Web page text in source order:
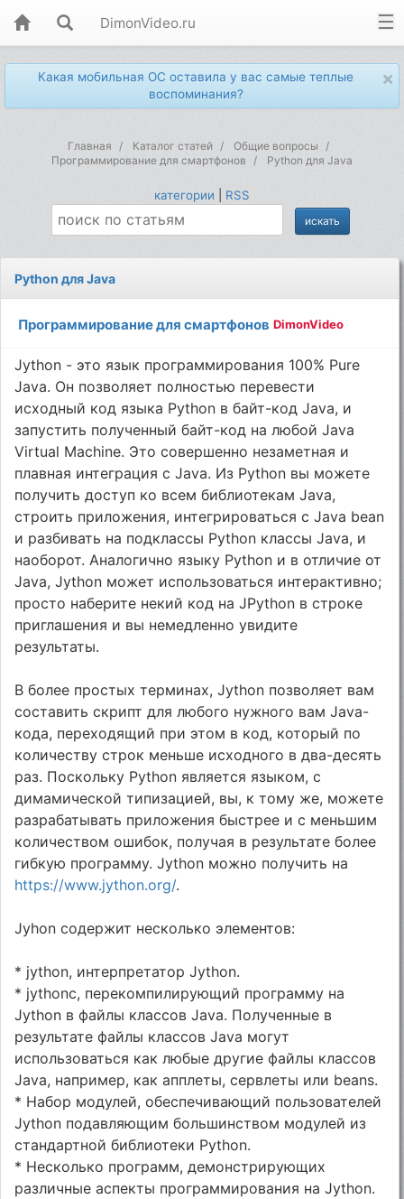
DimonVideo.ru
×
Какая мобильная ОС оставила у вас самые теплые
воспоминания?
Главная Каталог статей
Общие вопросы
Программирование для смартфонов
Python для Java
категории RSS
Python для Java
Программирование для смартфонов DimonVideo
Jython - это язык программирования 100% Pure
Java. Он позволяет полностью перевести
исходный код языка Python в байт-код Java, и
запустить полученный байт-код на любой Java
Virtual Machine. Это совершенно незаметная и
плавная интеграция с Java. Из Python вы можете
получить доступ ко всем библиотекам Java,
строить приложения, интегрироваться с Java bean
и разбивать на подклассы Python классы Java, и
наоборот. Аналогично языку Python и в отличие от
Java, Jython может использоваться интерактивно;
просто наберите некий код на JPython в строке
приглашения и вы немедленно увидите
результаты.
В более простых терминах, Jython позволяет вам
составить скрипт для любого нужного вам Java-
кода, переходящий при этом в код, который по
количеству строк меньше исходного в два-десять
раз. Поскольку Python является языком, с
димамической типизацией, вы, к тому же, можете
разрабатывать приложения быстрее и с меньшим
количеством ошибок, получая в результате более
гибкую программу. Jython можно получить на
https://www.jython.org/.
Jyhon содержит несколько элементов:
* jython, интерпретатор Jython.
* jythonc, перекомпилирующий программу на
Jython в файлы классов Java. Полученные в
результате файлы классов Java могут
использоваться как любые другие файлы классов
Java, например, как апплеты, сервлеты или beans.
* Набор модулей, обеспечивающий пользователей
Jython подавляющим большинством модулей из
стандартной библиотеки Python.
* Несколько программ, демонстрирующих
различные аспекты программирования на Jython.